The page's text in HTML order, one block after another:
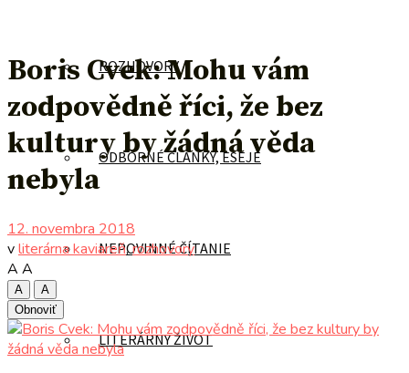
ROZHOVORY
ODBORNÉ ČLÁNKY, ESEJE
NEPOVINNÉ ČÍTANIE
LITERÁRNY ŽIVOT
Boris Cvek: Mohu vám
zodpovědně říci, že bez
kultury by žádná věda
nebyla
12. novembra 2018
vliterárna kaviareň,rozhovory
A A
A
A
Obnoviť